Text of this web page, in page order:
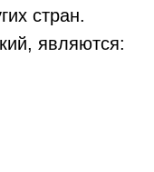
стран.
являются: